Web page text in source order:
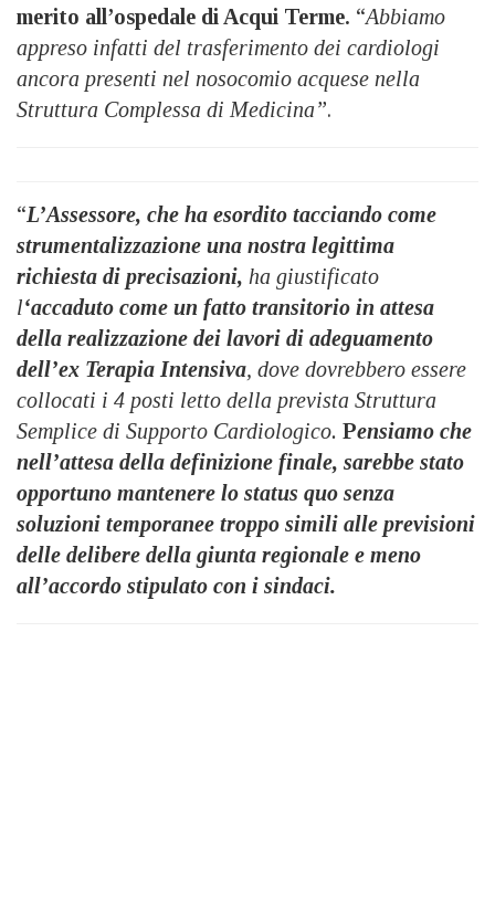
merito all’ospedale di Acqui Terme. “Abbiamo
appreso infatti del trasferimento dei cardiologi
ancora presenti nel nosocomio acquese nella
Struttura Complessa di Medicina”.
“L’Assessore, che ha esordito tacciando come
strumentalizzazione una nostra legittima
richiesta di precisazioni, ha giustificato
l‘accaduto come un fatto transitorio in attesa
della realizzazione dei lavori di adeguamento
dell’ex Terapia Intensiva, dove dovrebbero essere
collocati i 4 posti letto della prevista Struttura
Semplice di Supporto Cardiologico. Pensiamo che
nell’attesa della definizione finale, sarebbe stato
opportuno mantenere lo status quo senza
soluzioni temporanee troppo simili alle previsioni
delle delibere della giunta regionale e meno
all’accordo stipulato con i sindaci.